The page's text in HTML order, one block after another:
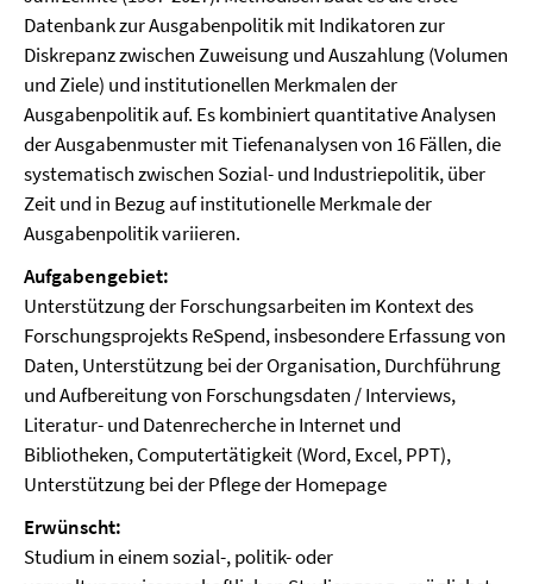
Datenbank zur Ausgabenpolitik mit Indikatoren zur
Diskrepanz zwischen Zuweisung und Auszahlung (Volumen
und Ziele) und institutionellen Merkmalen der
Ausgabenpolitik auf. Es kombiniert quantitative Analysen
der Ausgabenmuster mit Tiefenanalysen von 16 Fällen, die
systematisch zwischen Sozial- und Industriepolitik, über
Zeit und in Bezug auf institutionelle Merkmale der
Ausgabenpolitik variieren.
Aufgabengebiet:
Unterstützung der Forschungsarbeiten im Kontext des
Forschungsprojekts ReSpend, insbesondere Erfassung von
Daten, Unterstützung bei der Organisation, Durchführung
und Aufbereitung von Forschungsdaten / Interviews,
Literatur- und Datenrecherche in Internet und
Bibliotheken, Computertätigkeit (Word, Excel, PPT),
Unterstützung bei der Pflege der Homepage
Erwünscht:
Studium in einem sozial-, politik- oder